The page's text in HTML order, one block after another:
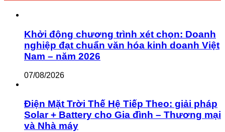
Khởi động chương trình xét chọn: Doanh
nghiệp đạt chuẩn văn hóa kinh doanh Việt
Nam – năm 2026
07/08/2026
Điện Mặt Trời Thế Hệ Tiếp Theo: giải pháp
Solar + Battery cho Gia đình – Thương mại
và Nhà máy